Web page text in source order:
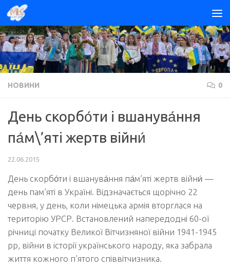
Skip to content
НОВИНИ 0
День скорбо́ти і вшанува́ння
па́м\’яті жертв війни́
22.06.2015
День скорбо́ти і вшанува́ння па́м’яті жертв війни́ —
день пам’яті в Україні. Відзначається щорічно 22
червня, у день, коли німецька армія вторглася на
територію УРСР. Встановлений напередодні 60-ої
річниці початку Великої Вітчизняної війни 1941-1945
рр, війни в історії українського народу, яка забрала
життя кожного п’ятого співвітчизника.